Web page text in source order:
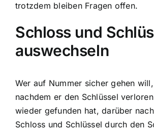
trotzdem bleiben Fragen offen.
Schloss und
auswechseln
Wer auf Nummer sicher gehen
nachdem er den Schlüssel
wieder gefunden hat, darüber
Schloss und Schlüssel durch den